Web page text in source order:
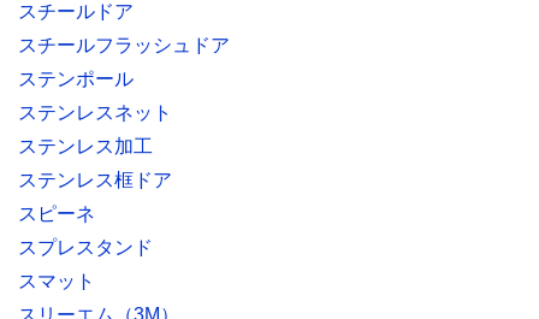
スチールドア
スチールフラッシュドア
ステンポール
ステンレスネット
ステンレス加工
ステンレス框ドア
スピーネ
スプレスタンド
スマット
スリーエム（3M）